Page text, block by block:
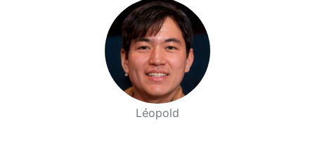
Léopold